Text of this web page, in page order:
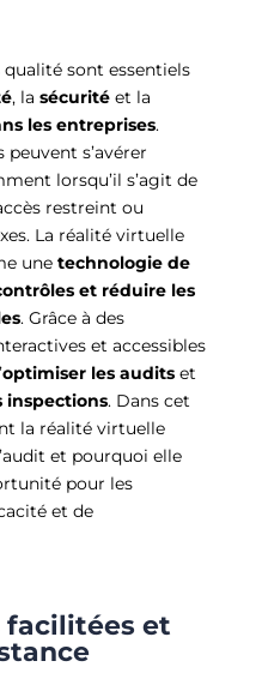
sont essentiels
, la sécuritéet la
les entreprises.
s’avérer
lorsqu’il s’agit de
restreint ou
La réalité virtuelle
unetechnologie de
et réduire les
. Grâce à des
et accessibles
optimiser les auditset
inspections. Dans cet
la réalité virtuelle
et pourquoi elle
pour les
et de
facilitées et